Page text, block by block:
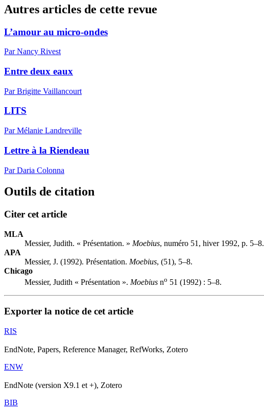
Autres articles de cette revue
L’amour au micro-ondes
Par Nancy Rivest
Entre deux eaux
Par Brigitte Vaillancourt
LITS
Par Mélanie Landreville
Lettre à la Riendeau
Par Daria Colonna
Outils de citation
Citer cet article
MLA
Messier, Judith. « Présentation. » Moebius, numéro 51, hiver 1992, p. 5–8.
APA
Messier, J. (1992). Présentation. Moebius, (51), 5–8.
Chicago
Messier, Judith « Présentation ». Moebius no 51 (1992) : 5–8.
Exporter la notice de cet article
RIS
EndNote, Papers, Reference Manager, RefWorks, Zotero
ENW
EndNote (version X9.1 et +), Zotero
BIB